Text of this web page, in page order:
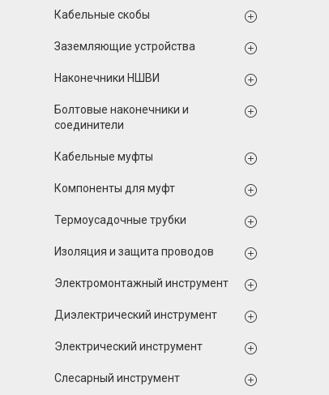
Кабельные скобы
Заземляющие устройства
Наконечники НШВИ
Болтовые наконечники и
соединители
Кабельные муфты
Компоненты для муфт
Термоусадочные трубки
Изоляция и защита проводов
Электромонтажный инструмент
Диэлектрический инструмент
Электрический инструмент
Слесарный инструмент